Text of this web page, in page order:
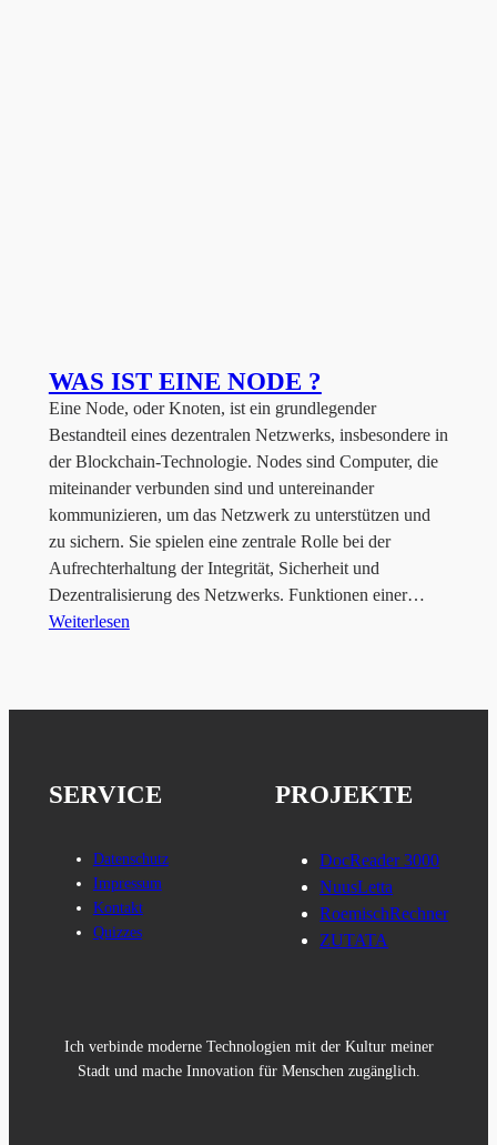
WAS IST EINE NODE ?
Eine Node, oder Knoten, ist ein grundlegender
Bestandteil eines dezentralen Netzwerks, insbesondere in
der Blockchain-Technologie. Nodes sind Computer, die
miteinander verbunden sind und untereinander
kommunizieren, um das Netzwerk zu unterstützen und
zu sichern. Sie spielen eine zentrale Rolle bei der
Aufrechterhaltung der Integrität, Sicherheit und
Dezentralisierung des Netzwerks. Funktionen einer…
Weiterlesen
SERVICE
Datenschutz
Impressum
Kontakt
Quizzes
PROJEKTE
DocReader 3000
NuusLetta
RoemischRechner
ZUTATA
Ich verbinde moderne Technologien mit der Kultur meiner
Stadt und mache Innovation für Menschen zugänglich.